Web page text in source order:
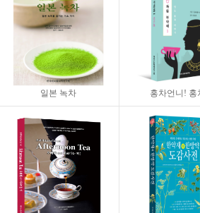
일본 녹차 홍차언니! 홍